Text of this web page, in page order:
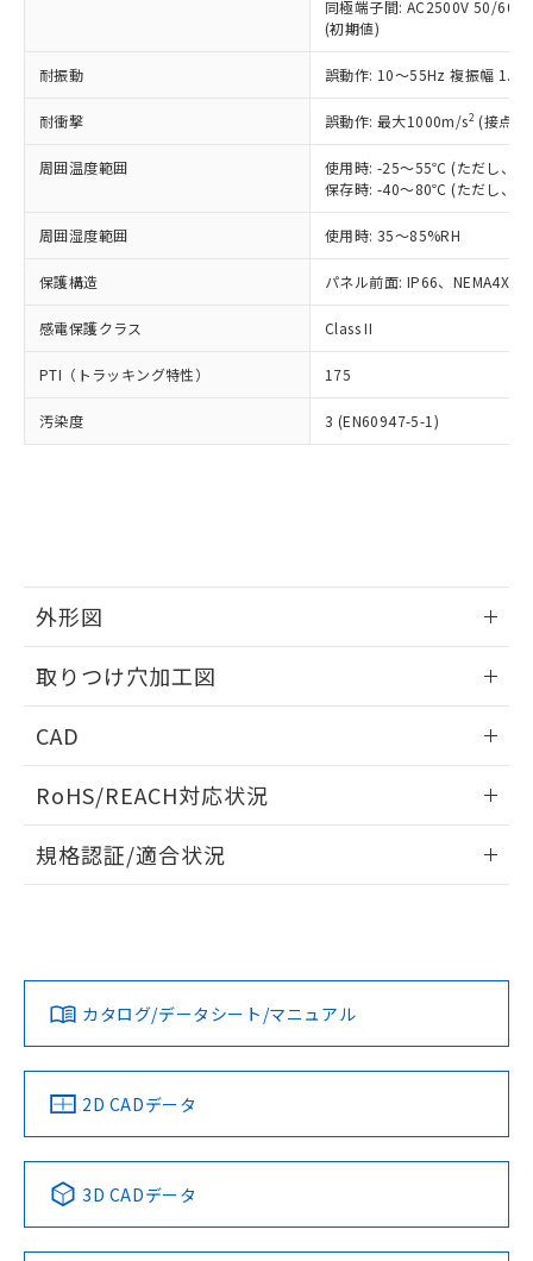
同極端子間: AC2500V 50/
(初期値)
耐振動 誤動作: 10～55Hz 複振幅
耐衝撃 誤動作: 最大1000m/s2 (接点
周囲温度範囲
使用時: -25～55℃ (ただし、氷
保存時: -40～80℃ (ただし、氷
周囲湿度範囲 使用時: 35～85%RH
保護構造 パネル前面: IP66、NEMA4X,
感電保護クラス Class II
PTI（トラッキング特性） 175
汚染度 3 (EN60947-5-1)
外形図
取りつけ穴加工図
CAD
ドすることができます。
ログイン/会員登録
ダウンロードデータをご利用いただく前に、以下を必ずお読
みください。
ソフトウェアの使用条件
RoHS/REACH対応状況
EU RoHS 注意事項・凡例
対応済み
中国 RoHS 注意事項・凡例
Pb Hg Cd Cr(VI)
規格認証/適合状況
LR型式承認
（イギリス
船舶規格）
DNV型式承認
（ノルウェー
BV型式承認
（フランス
KR型式
（韓国
No No No No
この製品の規格認証/適合状況ページへ
その他の認証はこちらのページからご検索ください
カタログ/データシート/マニュアル
2D CADデータ
3D CADデータ
正式な納期状況および標準価格はお客
様のお取引先、またはお客様担当のオ
ムロン制御機器販売店・当社販売員に
オムロン制御機器販売店や当社販売拠
販売ネットワーク
」をご確認
在庫状況および標準価格結果を当社の
事前の承諾なく第三者に漏洩または開
マイパーツ機能（部品リスト作成サー
ビス）をご利用いただくには、I-Web
メンバーズにご登録されている必要が
あります。
お客様が当ウェブサイト上で当社にご
登録された部品リストについて、当社
および当社の共同利用者が、当社の製
用者の範囲」に記載されている法人を
(PBDE) 1000ppm以下、フタル酸ビス(2-エチルヘキシ
ル) (DEHP)(別名：DOP) 1000ppm以下、フタル酸ブチ
ルベンジル（BBP） 1000ppm以下、フタル酸ジブチル
（DBP） 1000ppm以下、フタル酸ジイソブチル
但し、RoHS指令で産業用監視および制御機器に対する
フタル酸エステル類の４物質については閾値を超える意
図的な使用がないことを確認しています。
※2 対応予定月
部品在庫の切り替え状況などにより、予定
月が前後することがあります。
※3 非含有証明書ダウンロード
※本証明書は発行日時点で非含有を証明す
るもので、過去に遡って非含有を証明する
ものではありません。
物質の対応では、対応完了までの期間は出
荷製品に未対応品が混在することから備考
していることから、特段のことがない限
り、2022年1月12日より割愛しておりま
す。
Cr(Ⅵ)(六価クロム) : 1000ppm、 PBBs(ポリ臭化ビフェ
ニル類) : 1000ppm、 PBDEs(ポリ臭化ジフェニルエーテ
イソブチル) : 1000ppm、 BBP(フタル酸ブチルベンジ
DEHP(フタル酸ビス(2-エチルヘキシル)) : 1000ppm
※2 環境保護使用期限
「ｅ」：有害物質（10物質）のすべてが基
準値以下であることを示します。
「10」：通常の使用状況下において有害物
質が外部に漏えいし、環境に深刻な影響を
及ぼさない年数を意味します。
「－」：未確認です。当社販売部門へお問
い合わせください。
当社は規制貨物を破棄する場合は、完
いよう必要な手段を講じます。
当社は貴社製品を、核兵器、ミサイ
ル、化学兵器、生物兵器またはその他
武器並びにこれらの製造装置等に一切
当社は、貴社製品を第三者に販売する
場合は、上記1、2および3の内容を当
該第三者に通知します。また当社は、
販売先および販売に係わる関係者が違
法に輸出するおそれがある場合は、取
り引きをいたしません。
一定数以上の在庫あり
一定数には満たないが在庫あり
在庫なし(最新の在庫状況につ
いては、お客様のお取引先、ま
たはお客様担当のオムロン制御
機器販売店・当社販売員にご確
白
受注生産機種、また在庫状況の
情報を公開していない機種